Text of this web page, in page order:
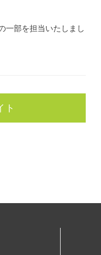
一部を担当いたしまし
ト